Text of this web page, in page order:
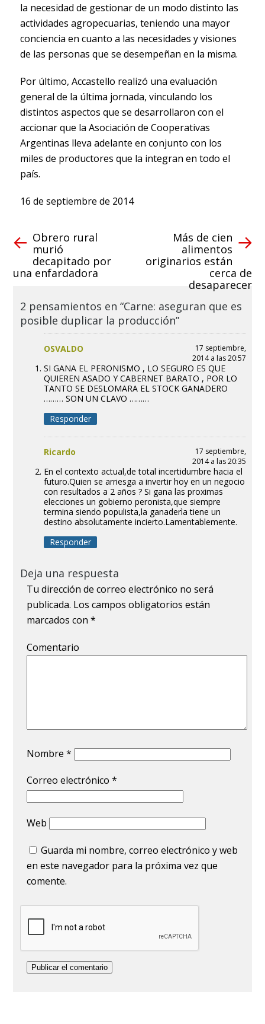
la necesidad de gestionar de un modo distinto las
actividades agropecuarias, teniendo una mayor
conciencia en cuanto a las necesidades y visiones
de las personas que se desempeñan en la misma.
Por último, Accastello realizó una evaluación
general de la última jornada, vinculando los
distintos aspectos que se desarrollaron con el
accionar que la Asociación de Cooperativas
Argentinas lleva adelante en conjunto con los
miles de productores que la integran en todo el
país.
16 de septiembre de 2014
Obrero rural
murió
decapitado por
una enfardadora
Más de cien
alimentos
originarios están
cerca de
desaparecer
2 pensamientos en “Carne: aseguran que es
posible duplicar la producción”
OSVALDO
17 septiembre,
2014 a las 20:57
SI GANA EL PERONISMO , LO SEGURO ES QUE
QUIEREN ASADO Y CABERNET BARATO , POR LO
TANTO SE DESLOMARA EL STOCK GANADERO
……… SON UN CLAVO ………
Responder
Ricardo
17 septiembre,
2014 a las 20:35
En el contexto actual,de total incertidumbre hacia el
futuro.Quien se arriesga a invertir hoy en un negocio
con resultados a 2 años ? Si gana las proximas
elecciones un gobierno peronista,que siempre
termina siendo populista,la ganaderìa tiene un
destino absolutamente incierto.Lamentablemente.
Responder
Deja una respuesta
Tu dirección de correo electrónico no será
publicada. Los campos obligatorios están
marcados con*
Comentario
Nombre*
Correo electrónico*
Web
Guarda mi nombre, correo electrónico y web
en este navegador para la próxima vez que
comente.